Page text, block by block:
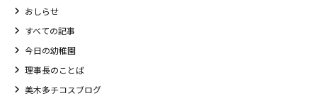
おしらせ
すべての記事
今日の幼稚園
理事長のことば
美木多チコスブログ